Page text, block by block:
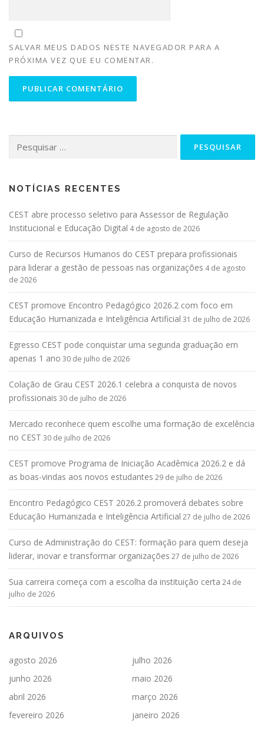
SALVAR MEUS DADOS NESTE NAVEGADOR PARA A
PRÓXIMA VEZ QUE EU COMENTAR.
NOTÍCIAS RECENTES
CEST abre processo seletivo para Assessor de Regulação
Institucional e Educação Digital 4 de agosto de 2026
Curso de Recursos Humanos do CEST prepara profissionais
para liderar a gestão de pessoas nas organizações 4 de agosto
de 2026
CEST promove Encontro Pedagógico 2026.2 com foco em
Educação Humanizada e Inteligência Artificial 31 de julho de 2026
Egresso CEST pode conquistar uma segunda graduação em
apenas 1 ano 30 de julho de 2026
Colação de Grau CEST 2026.1 celebra a conquista de novos
profissionais 30 de julho de 2026
Mercado reconhece quem escolhe uma formação de excelência
no CEST 30 de julho de 2026
CEST promove Programa de Iniciação Acadêmica 2026.2 e dá
as boas-vindas aos novos estudantes 29 de julho de 2026
Encontro Pedagógico CEST 2026.2 promoverá debates sobre
Educação Humanizada e Inteligência Artificial 27 de julho de 2026
Curso de Administração do CEST: formação para quem deseja
liderar, inovar e transformar organizações 27 de julho de 2026
Sua carreira começa com a escolha da instituição certa 24 de
julho de 2026
ARQUIVOS
agosto 2026
julho 2026
junho 2026
maio 2026
abril 2026
março 2026
fevereiro 2026
janeiro 2026